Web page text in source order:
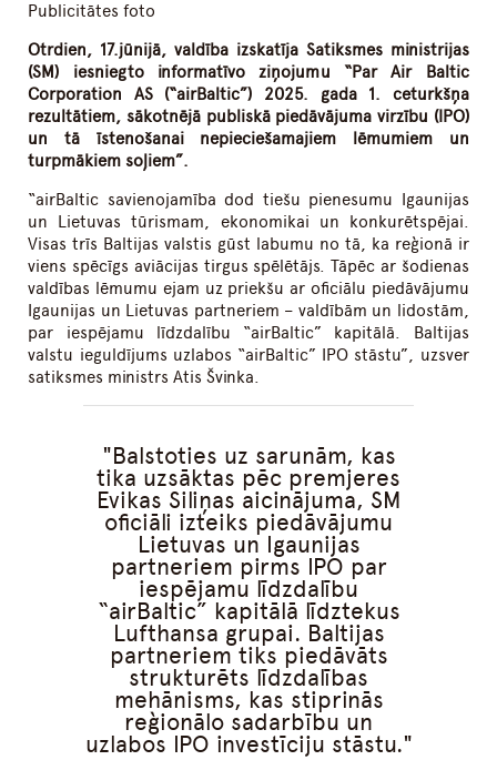
Publicitātes foto
Otrdien, 17.jūnijā, valdība izskatīja Satiksmes ministrijas
(SM) iesniegto informatīvo ziņojumu “Par Air Baltic
Corporation AS (“airBaltic”) 2025. gada 1. ceturkšņa
rezultātiem, sākotnējā publiskā piedāvājuma virzību (IPO)
un tā īstenošanai nepieciešamajiem lēmumiem un
turpmākiem soļiem”.
“airBaltic savienojamība dod tiešu pienesumu Igaunijas
un Lietuvas tūrismam, ekonomikai un konkurētspējai.
Visas trīs Baltijas valstis gūst labumu no tā, ka reģionā ir
viens spēcīgs aviācijas tirgus spēlētājs. Tāpēc ar šodienas
valdības lēmumu ejam uz priekšu ar oficiālu piedāvājumu
Igaunijas un Lietuvas partneriem – valdībām un lidostām,
par iespējamu līdzdalību “airBaltic” kapitālā. Baltijas
valstu ieguldījums uzlabos “airBaltic” IPO stāstu”, uzsver
satiksmes ministrs Atis Švinka.
Balstoties uz sarunām, kas
tika uzsāktas pēc premjeres
Evikas Siliņas aicinājuma, SM
oficiāli izteiks piedāvājumu
Lietuvas un Igaunijas
partneriem pirms IPO par
iespējamu līdzdalību
“airBaltic” kapitālā līdztekus
Lufthansa grupai. Baltijas
partneriem tiks piedāvāts
strukturēts līdzdalības
mehānisms, kas stiprinās
reģionālo sadarbību un
uzlabos IPO investīciju stāstu.